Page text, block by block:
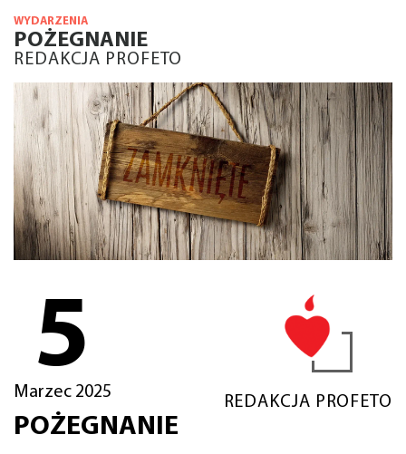
WYDARZENIA
POŻEGNANIE
REDAKCJA PROFETO
5
Marzec 2025
REDAKCJA PROFETO
POŻEGNANIE